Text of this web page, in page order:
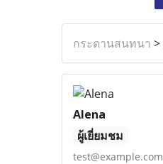
กระดานสนทนา >
Alena
ผู้เยี่ยมชม
test@example.com